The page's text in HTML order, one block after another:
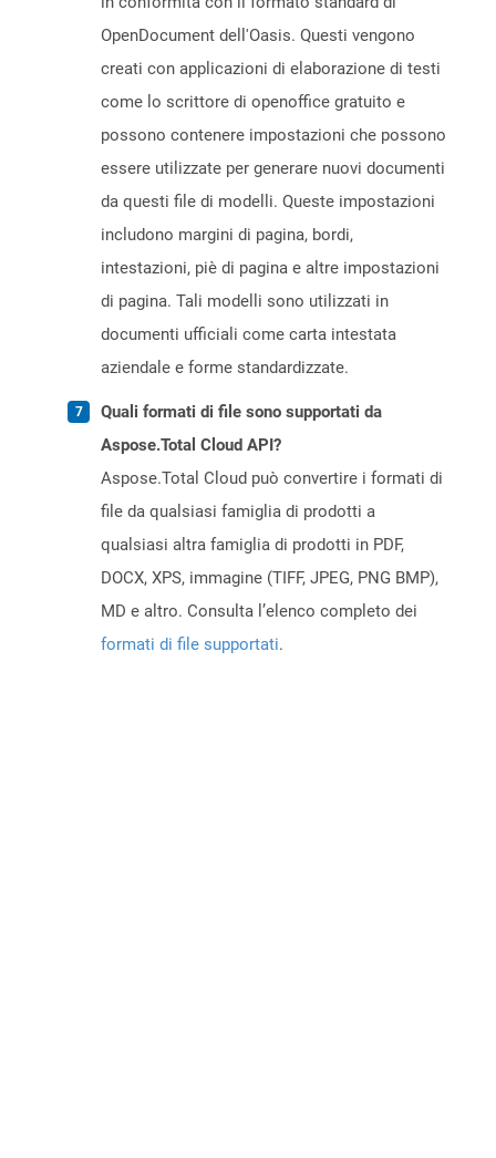
OpenDocument dell'Oasis. Questi vengono
creati con applicazioni di elaborazione di testi
come lo scrittore di openoffice gratuito e
possono contenere impostazioni che possono
essere utilizzate per generare nuovi documenti
da questi file di modelli. Queste impostazioni
includono margini di pagina, bordi,
intestazioni, piè di pagina e altre impostazioni
di pagina. Tali modelli sono utilizzati in
documenti ufficiali come carta intestata
aziendale e forme standardizzate.
Quali formati di file sono supportati da
Aspose.Total Cloud API?
Aspose.Total Cloud può convertire i formati di
file da qualsiasi famiglia di prodotti a
qualsiasi altra famiglia di prodotti in PDF,
DOCX, XPS, immagine (TIFF, JPEG, PNG BMP),
MD e altro. Consulta l’elenco completo dei
formati di file supportati.